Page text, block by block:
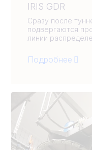
IRIS GDR
Сразу после
подвергаются
линии
Подробнее